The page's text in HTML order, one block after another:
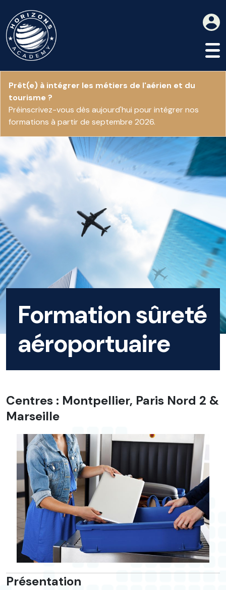
Prêt(e) à intégrer les métiers de l'aérien et du
tourisme ?
Préinscrivez-vous dès aujourd'hui pour intégrer nos
formations à partir de septembre 2026.
Formation sûreté
aéroportuaire
Centres : Montpellier, Paris Nord 2 &
Marseille
Présentation